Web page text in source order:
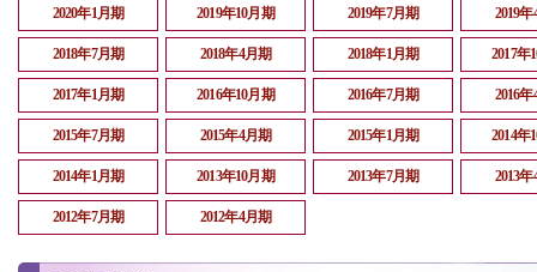
2020年1月期 2019年10月期 2019年7月期 2019
2018年7月期 2018年4月期 2018年1月期 2017年
2017年1月期 2016年10月期 2016年7月期 2016
2015年7月期 2015年4月期 2015年1月期 2014年
2014年1月期 2013年10月期 2013年7月期 2013
2012年7月期 2012年4月期